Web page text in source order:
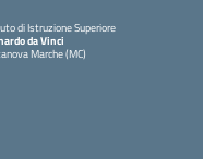
di Istruzione Superiore
da Vinci
Marche (MC)